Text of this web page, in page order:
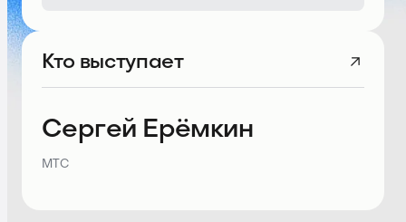
Кто выступает
Сергей Ерёмкин
МТС